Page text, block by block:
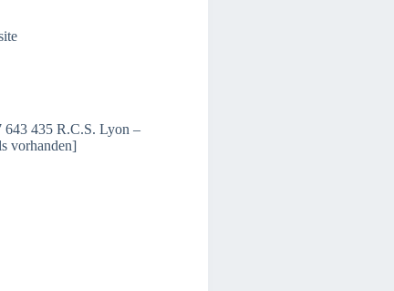
643 435 R.C.S. Lyon –
vorhanden]